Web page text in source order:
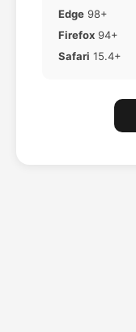
Edge 98+
Firefox 94+
Safari 15.4+